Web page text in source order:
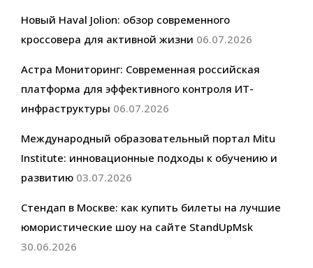
Новый Haval Jolion: обзор современного
кроссовера для активной жизни 06.07.2026
Астра Мониторинг: Современная российская
платформа для эффективного контроля ИТ-
инфраструктуры 06.07.2026
Международный образовательный портал Mitu
Institute: инновационные подходы к обучению и
развитию 03.07.2026
Стендап в Москве: как купить билеты на лучшие
юмористические шоу на сайте StandUpMsk
30.06.2026